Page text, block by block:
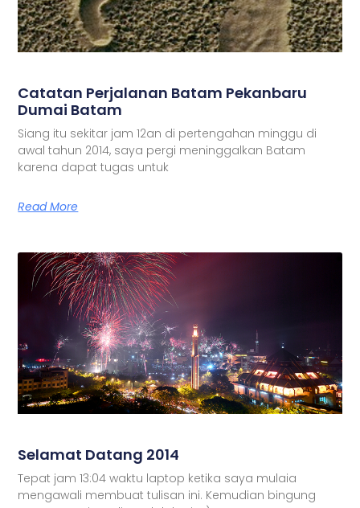
Catatan Perjalanan Batam Pekanbaru
Dumai Batam
Siang itu sekitar jam 12an di pertengahan minggu di
awal tahun 2014, saya pergi meninggalkan Batam
karena dapat tugas untuk
Read More
Selamat Datang 2014
Tepat jam 13:04 waktu laptop ketika saya mulaia
mengawali membuat tulisan ini. Kemudian bingung